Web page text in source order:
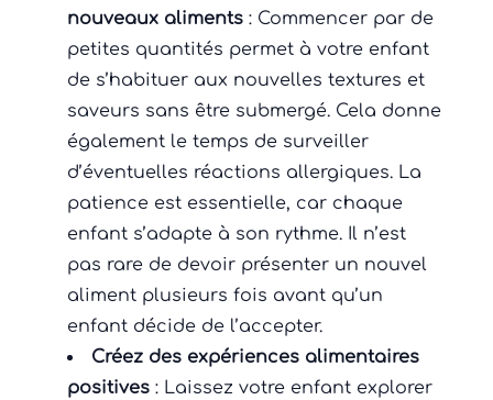
nouveaux aliments : Commencer par de
petites quantités permet à votre enfant
de s’habituer aux nouvelles textures et
saveurs sans être submergé. Cela donne
également le temps de surveiller
d’éventuelles réactions allergiques. La
patience est essentielle, car chaque
enfant s’adapte à son rythme. Il n’est
pas rare de devoir présenter un nouvel
aliment plusieurs fois avant qu’un
enfant décide de l’accepter.
Créez des expériences alimentaires
positives : Laissez votre enfant explorer